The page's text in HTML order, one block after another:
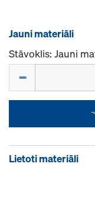
Jauni materiāli
Stāvoklis: Jauni
Lietoti materiāli